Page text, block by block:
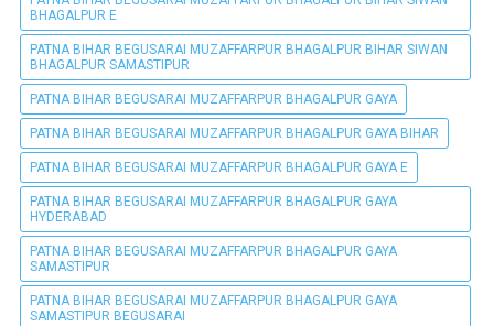
BHAGALPUR E
PATNA BIHAR BEGUSARAI MUZAFFARPUR BHAGALPUR BIHAR SIWAN
BHAGALPUR SAMASTIPUR
PATNA BIHAR BEGUSARAI MUZAFFARPUR BHAGALPUR GAYA
PATNA BIHAR BEGUSARAI MUZAFFARPUR BHAGALPUR GAYA BIHAR
PATNA BIHAR BEGUSARAI MUZAFFARPUR BHAGALPUR GAYA E
PATNA BIHAR BEGUSARAI MUZAFFARPUR BHAGALPUR GAYA
HYDERABAD
PATNA BIHAR BEGUSARAI MUZAFFARPUR BHAGALPUR GAYA
SAMASTIPUR
PATNA BIHAR BEGUSARAI MUZAFFARPUR BHAGALPUR GAYA
SAMASTIPUR BEGUSARAI